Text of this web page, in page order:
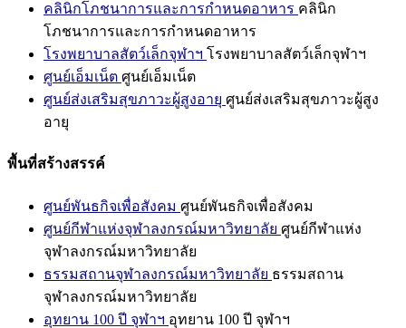
คลินิกโภชนาการและการกำหนดอาหาร คลินิก
โภชนาการและการกำหนดอาหาร
โรงพยาบาลสัตว์เล็กจุฬาฯ โรงพยาบาลสัตว์เล็กจุฬาฯ
ศูนย์เอ็มเน็ต ศูนย์เอ็มเน็ต
ศูนย์ส่งเสริมสุขภาวะผู้สูงอายุ ศูนย์ส่งเสริมสุขภาวะผู้สูง
อายุ
พื้นที่สร้างสรรค์
ศูนย์พันธกิจเพื่อสังคม ศูนย์พันธกิจเพื่อสังคม
ศูนย์กีฬาแห่งจุฬาลงกรณ์มหาวิทยาลัย ศูนย์กีฬาแห่ง
จุฬาลงกรณ์มหาวิทยาลัย
ธรรมสถานจุฬาลงกรณ์มหาวิทยาลัย ธรรมสถาน
จุฬาลงกรณ์มหาวิทยาลัย
อุทยาน 100 ปี จุฬาฯ อุทยาน 100 ปี จุฬาฯ